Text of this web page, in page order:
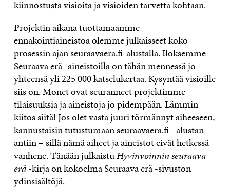
kiinnostusta visioita ja visioiden tarvetta kohtaan.
Projektin aikana tuottamaamme
ennakointiaineistoa olemme julkaisseet koko
prosessin ajanseuraavaera.fi-alustalla. Iloksemme
Seuraava erä -aineistoilla on tähän mennessä jo
yhteensä yli 225 000 katselukertaa. Kysyntää visioille
siis on. Monet ovat seuranneet projektimme
tilaisuuksia ja aineistoja jo pidempään. Lämmin
kiitos siitä! Jos olet vasta juuri törmännyt aiheeseen,
kannustaisin tutustumaan seuraavaera.fi –alustan
antiin – sillä nämä aiheet ja aineistot eivät hetkessä
vanhene. Tänään julkaistuHyvinvoinnin seuraava
erä-kirja on kokoelma Seuraava erä -sivuston
ydinsisältöjä.